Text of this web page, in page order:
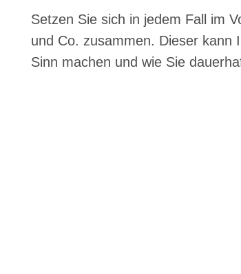
Setzen Sie sich in jedem Fall im
und Co. zusammen. Dieser kann
Sinn machen und wie Sie